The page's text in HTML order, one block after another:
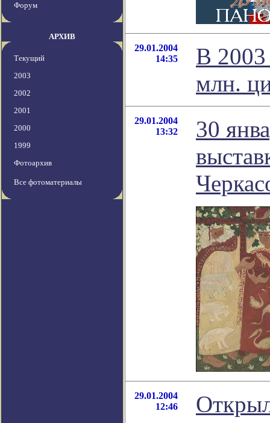
Форум
АРХИВ
Текущий
2003
2002
2001
2000
1999
Фотоархив
Все фотоматериалы
29.01.2004
14:35
В 2003
млн.
29.01.2004
13:32
30
29.01.2004
12:46